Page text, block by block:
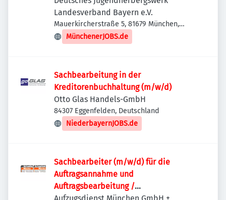
Landesverband Bayern e.V.
Mauerkircherstraße 5, 81679 München,
Deutschland
MünchenerJOBS.de
Sachbearbeitung in der
Kreditorenbuchhaltung (m/w/d)
Otto Glas Handels-GmbH
84307 Eggenfelden, Deutschland
NiederbayernJOBS.de
Sachbearbeiter (m/w/d) für die
Auftragsannahme und
Auftragsbearbeitung /